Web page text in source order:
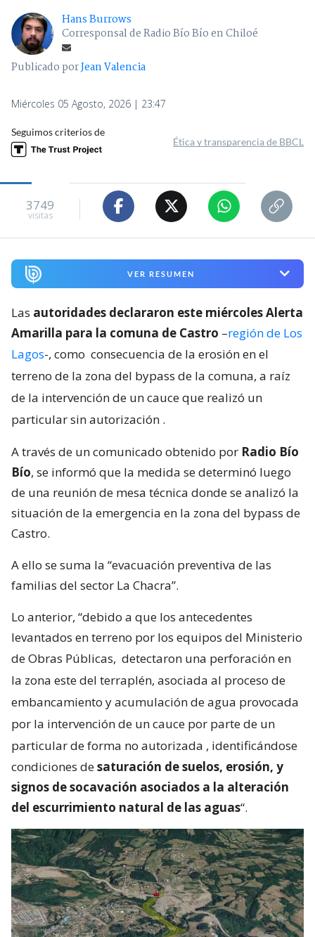
Hans Burrows
Corresponsal de Radio Bío Bío en Chiloé
Publicado porJean Valencia
Miércoles 05 Agosto, 2026 | 23:47
Seguimos criterios de
Ética y transparencia de BBCL
3749
visitas
VER RESUMEN
Las autoridades declararon este miércoles Alerta
Amarilla para la comuna de Castro –región de Los
Lagos-, como consecuencia de la erosión en el
terreno de la zona del bypass de la comuna, a raíz
de la intervención de un cauce que realizó un
particular sin autorización .
A través de un comunicado obtenido por Radio Bío
Bío, se informó que la medida se determinó luego
de una reunión de mesa técnica donde se analizó la
situación de la emergencia en la zona del bypass de
Castro.
A ello se suma la “evacuación preventiva de las
familias del sector La Chacra”.
Lo anterior, “debido a que los antecedentes
levantados en terreno por los equipos del Ministerio
de Obras Públicas, detectaron una perforación en
la zona este del terraplén, asociada al proceso de
embancamiento y acumulación de agua provocada
por la intervención de un cauce por parte de un
particular de forma no autorizada , identificándose
condiciones desaturación de suelos, erosión, y
signos de socavación asociados a la alteración
del escurrimiento natural de las aguas“.